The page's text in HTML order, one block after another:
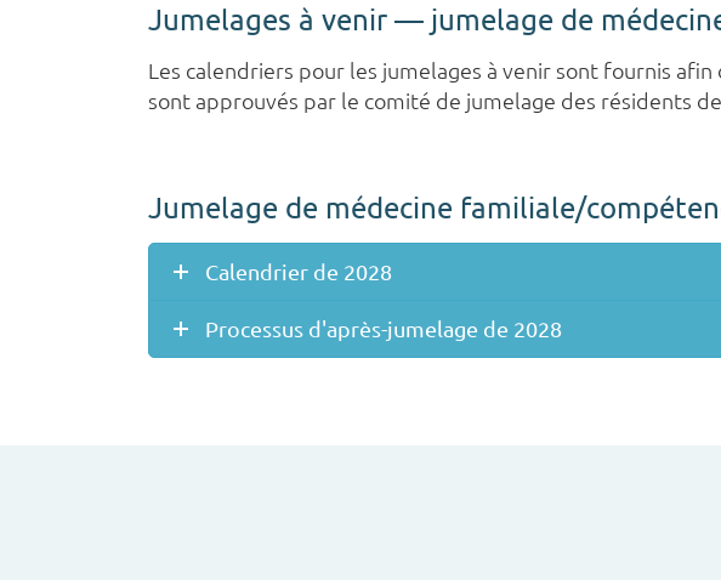
Jumelages à venir — jumelage de
Les calendriers pour les jumelages à venir sont fournis
sont approuvés par le comité de jumelage des résidents
Jumelage de médecine familiale/
Calendrier de 2028
Processus d'après-jumelage de 2028